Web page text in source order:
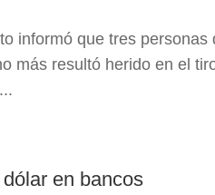
informó que tres personas
más resultó herido en el
en bancos